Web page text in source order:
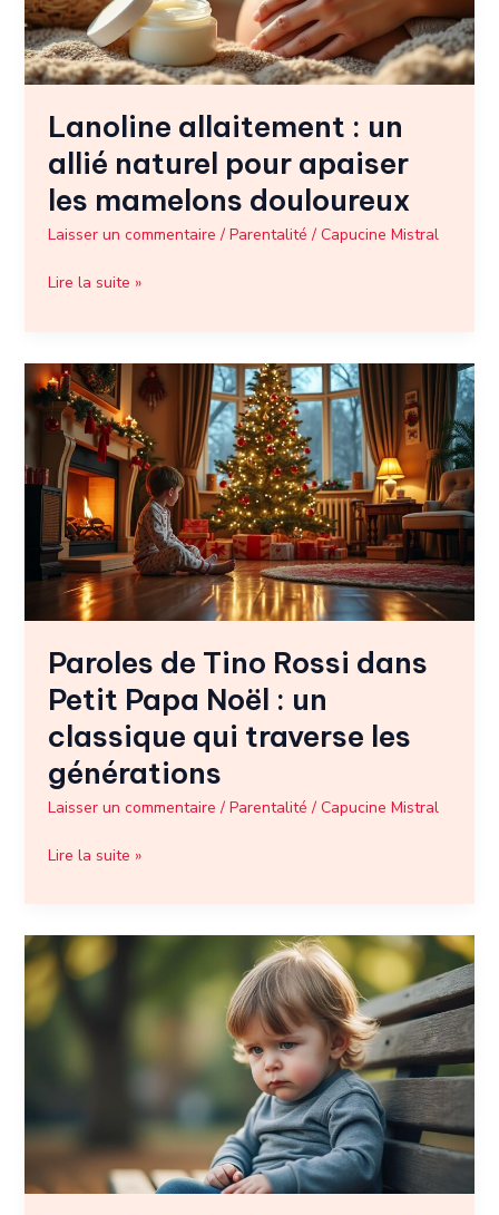
Lanoline allaitement : un
allié naturel pour apaiser
les mamelons douloureux
Laisser un commentaire / Parentalité / Capucine Mistral
apaiser
les
mamelons
Lire la suite »
Paroles de Tino Rossi dans
Petit Papa Noël : un
classique qui traverse les
générations
Laisser un commentaire / Parentalité / Capucine Mistral
Paroles
de
Tino
Rossi
dans
Petit
Papa
Noël
:
qui
les
générations
Lire la suite »
Peur
l’abandon
:
ce
sentiment
se